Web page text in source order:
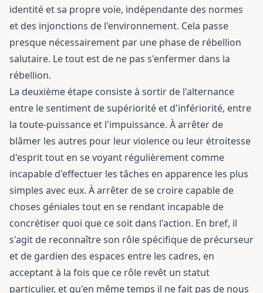
identité et sa propre voie, indépendante des normes
et des injonctions de l'environnement. Cela passe
presque nécessairement par une phase de rébellion
salutaire. Le tout est de ne pas s'enfermer dans la
rébellion.
La deuxième étape consiste à sortir de l'alternance
entre le sentiment de supériorité et d'infériorité, entre
la toute-puissance et l'impuissance. À arrêter de
blâmer les autres pour leur violence ou leur étroitesse
d'esprit tout en se voyant régulièrement comme
incapable d'effectuer les tâches en apparence les plus
simples avec eux. À arrêter de se croire capable de
choses géniales tout en se rendant incapable de
concrétiser quoi que ce soit dans l'action. En bref, il
s'agit de reconnaître son rôle spécifique de précurseur
et de gardien des espaces entre les cadres, en
acceptant à la fois que ce rôle revêt un statut
particulier, et qu'en même temps il ne fait pas de nous